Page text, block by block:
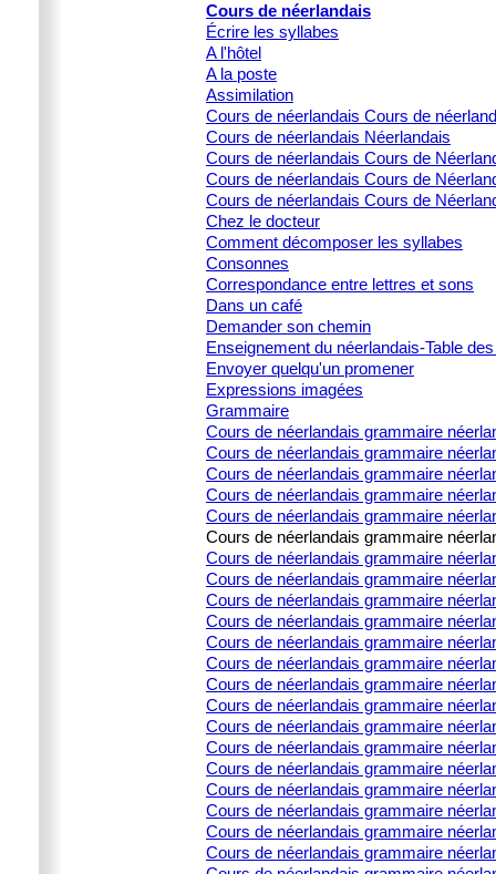
Cours de néerlandais
Écrire les syllabes
A l'hôtel
A la poste
Assimilation
Cours de néerlandais Cours de
Cours de néerlandais Néerlandais
Cours de néerlandais Cours de
Cours de néerlandais Cours de
Cours de néerlandais Cours de
Chez le docteur
Comment décomposer les syllabes
Consonnes
Correspondance entre lettres et sons
Dans un café
Demander son chemin
Enseignement du néerlandais-Table
Envoyer quelqu'un promener
Expressions imagées
Grammaire
Cours de néerlandais grammaire
Cours de néerlandais grammaire
Cours de néerlandais grammaire
Cours de néerlandais grammaire
Cours de néerlandais grammaire
Cours de néerlandais grammaire
Cours de néerlandais grammaire
Cours de néerlandais grammaire
Cours de néerlandais grammaire
Cours de néerlandais grammaire
Cours de néerlandais grammaire
Cours de néerlandais grammaire
Cours de néerlandais grammaire
Cours de néerlandais grammaire
Cours de néerlandais grammaire
Cours de néerlandais grammaire
Cours de néerlandais grammaire
Cours de néerlandais grammaire
Cours de néerlandais grammaire
Cours de néerlandais grammaire
Cours de néerlandais grammaire